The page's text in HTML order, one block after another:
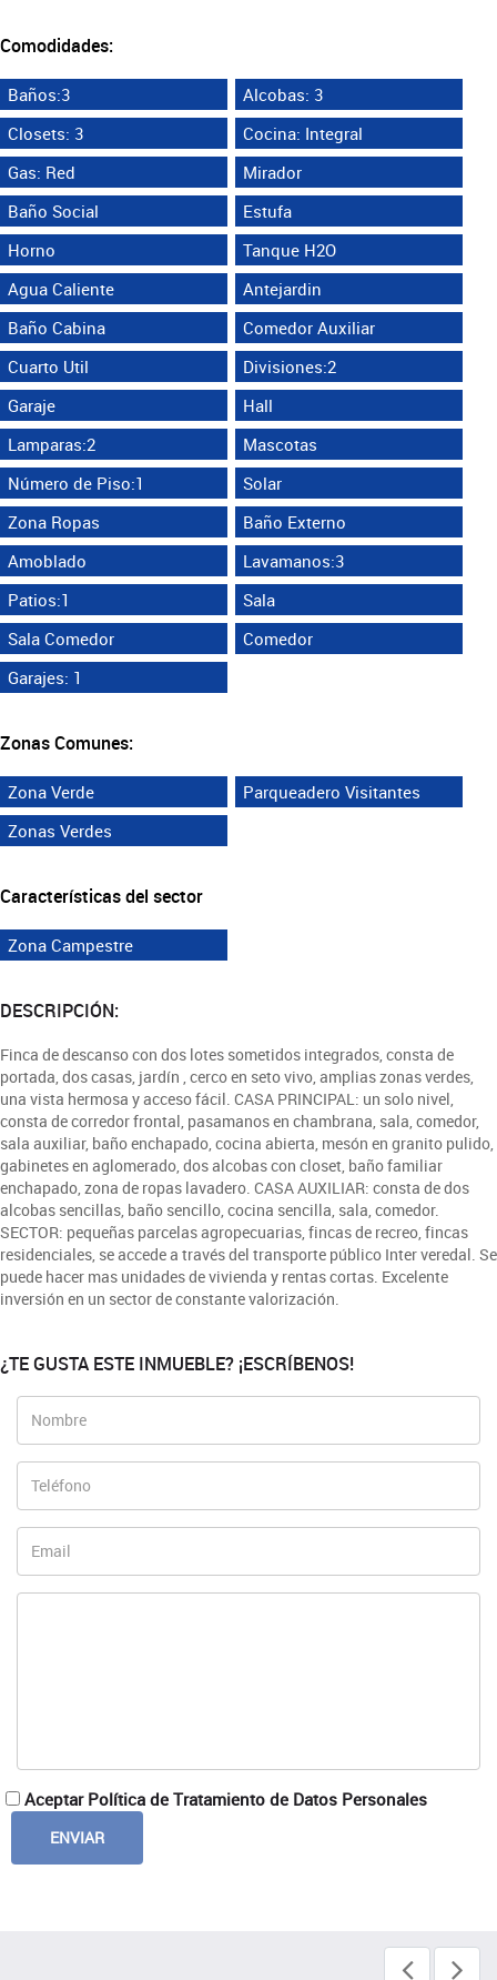
Comodidades:
Baños:3
Alcobas: 3
Closets: 3
Cocina: Integral
Gas: Red
Mirador
Baño Social
Estufa
Horno
Tanque H2O
Agua Caliente
Antejardin
Baño Cabina
Comedor Auxiliar
Cuarto Util
Divisiones:2
Garaje
Hall
Lamparas:2
Mascotas
Número de Piso:1
Solar
Zona Ropas
Baño Externo
Amoblado
Lavamanos:3
Patios:1
Sala
Sala Comedor
Comedor
Garajes: 1
Zonas Comunes:
Zona Verde
Parqueadero Visitantes
Zonas Verdes
Características del sector
Zona Campestre
DESCRIPCIÓN:
Finca de descanso con dos lotes sometidos integrados, consta de
portada, dos casas, jardín , cerco en seto vivo, amplias zonas verdes,
una vista hermosa y acceso fácil. CASA PRINCIPAL: un solo nivel,
consta de corredor frontal, pasamanos en chambrana, sala, comedor,
sala auxiliar, baño enchapado, cocina abierta, mesón en granito pulido,
gabinetes en aglomerado, dos alcobas con closet, baño familiar
enchapado, zona de ropas lavadero. CASA AUXILIAR: consta de dos
alcobas sencillas, baño sencillo, cocina sencilla, sala, comedor.
SECTOR: pequeñas parcelas agropecuarias, fincas de recreo, fincas
residenciales, se accede a través del transporte público Inter veredal. Se
puede hacer mas unidades de vivienda y rentas cortas. Excelente
inversión en un sector de constante valorización.
¿TE GUSTA ESTE INMUEBLE? ¡ESCRÍBENOS!
Aceptar Política de Tratamiento de Datos Personales